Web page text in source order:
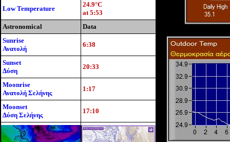
Low Temperature
24.9°C
at 5:53
Astronomical
Data
Sunrise
Ανατολή
6:38
Sunset
Δύση
20:33
Moonrise
Ανατολή Σελήνης
1:17
Moonset
Δύση Σελήνης
17:10